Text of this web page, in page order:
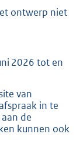
ontwerp niet
2026 tot en
van
in te
de
kunnen ook